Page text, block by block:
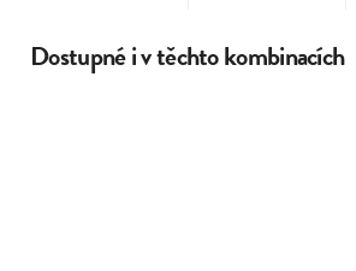
Dostupné i v těchto kombinacích